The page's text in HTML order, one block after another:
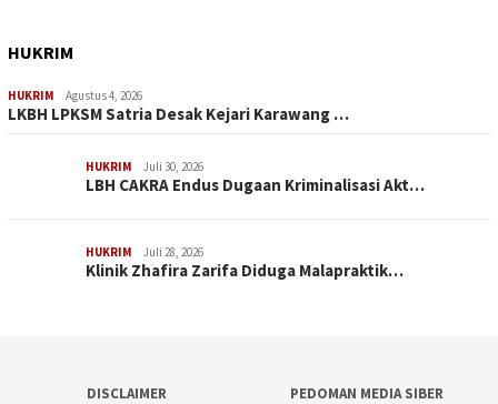
HUKRIM
HUKRIM Agustus 4, 2026
LKBH LPKSM Satria Desak Kejari Karawang …
HUKRIM Juli 30, 2026
LBH CAKRA Endus Dugaan Kriminalisasi Akt…
HUKRIM Juli 28, 2026
Klinik Zhafira Zarifa Diduga Malapraktik…
DISCLAIMER PEDOMAN MEDIA SIBER